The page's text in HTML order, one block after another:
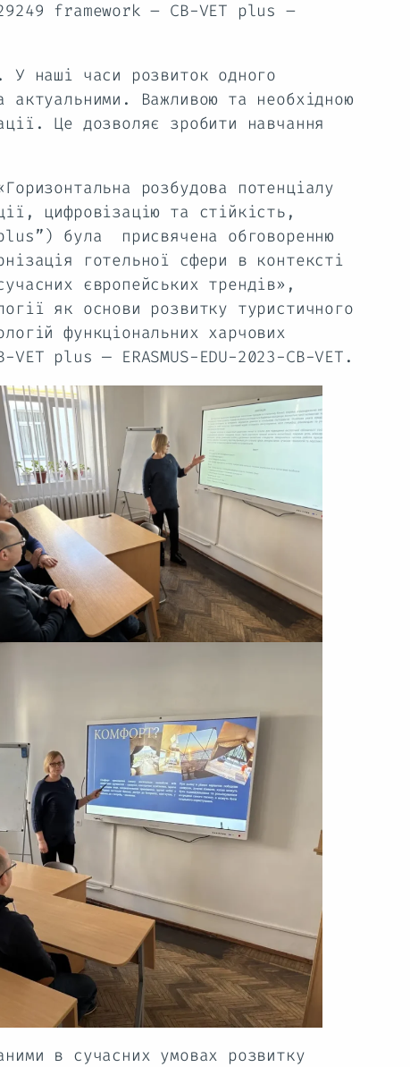
framework – CB-VET plus –
У наші часи розвиток одного
Важливою та необхідною
Це дозволяє зробити навчання
розбудова потенціалу
цифровізацію та стійкість,
була присвячена обговоренню
готельної сфери в контексті
європейських трендів»,
як основи розвитку туристичного
функціональних харчових
plus — ERASMUS-EDU-2023-CB-VET.
в сучасних умовах розвитку